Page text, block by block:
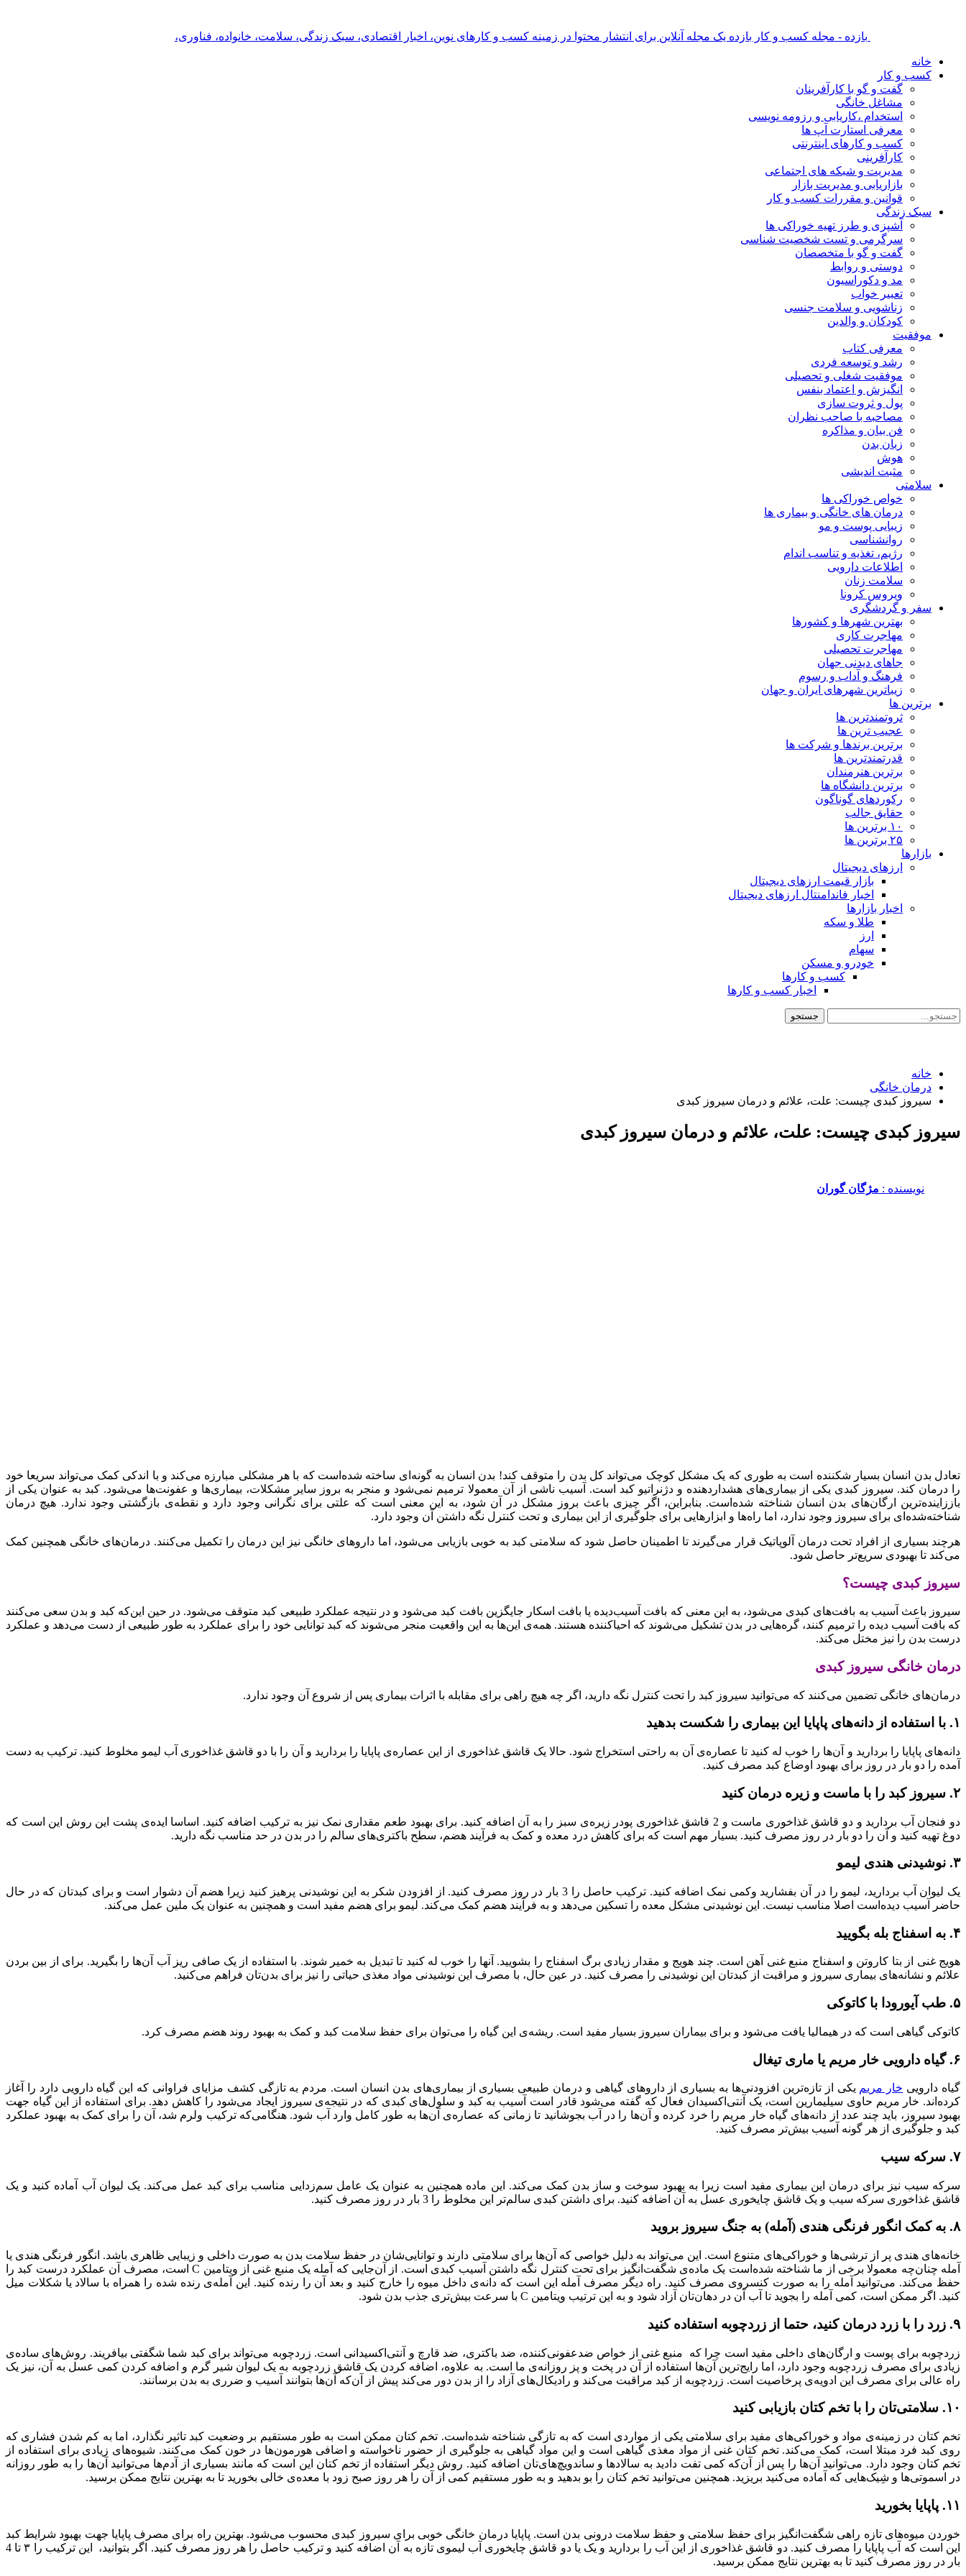
بازده - مجله کسب و کار بازده یک مجله آنلاین برای انتشار محتوا در زمینه کسب و کارهای نوین، اخبار اقتصادی، سبک زندگی، سلامت، خانواده، فناوری،
خانه
کسب و کار
گفت و گو با کارآفرینان
مشاغل خانگی
استخدام ،کاریابی و رزومه نویسی
معرفی استارت آپ ها
کسب و کارهای اینترنتی
کارآفرینی
مدیریت و شبکه های اجتماعی
بازاریابی و مدیریت بازار
قوانین و مقررات کسب و کار
سبک زندگی
آشپزی و طرز تهیه خوراکی ها
سرگرمی و تست شخصیت شناسی
گفت و گو با متخصصان
دوستی و روابط
مد و دکوراسیون
تعبیر خواب
زناشویی و سلامت جنسی
کودکان و والدین
موفقیت
معرفی کتاب
رشد و توسعه فردی
موفقیت شغلی و تحصیلی
انگیزش و اعتماد بنفس
پول و ثروت سازی
مصاحبه با صاحب نظران
فن بیان و مذاکره
زبان بدن
هوش
مثبت اندیشی
سلامتی
خواص خوراکی ها
درمان های خانگی و بیماری ها
زیبایی پوست و مو
روانشناسی
رژیم، تغذیه و تناسب اندام
اطلاعات دارویی
سلامت زنان
ویروس کرونا
سفر و گردشگری
بهترین شهرها و کشورها
مهاجرت کاری
مهاجرت تحصیلی
جاهای دیدنی جهان
فرهنگ و آداب و رسوم
زیباترین شهرهای ایران و جهان
برترین ها
ثروتمندترین ها
عجیب ترین ها
برترین برندها و شرکت ها
قدرتمندترین ها
برترین هنرمندان
برترین دانشگاه ها
رکوردهای گوناگون
حقایق جالب
۱۰ برترین ها
۲۵ برترین ها
بازارها
ارزهای دیجیتال
بازار قیمت ارزهای دیجیتال
اخبار فاندامنتال ارزهای دیجیتال
اخبار بازارها
طلا و سکه
ارز
سهام
خودرو و مسکن
کسب و کارها
اخبار کسب و کارها
خانه
درمان خانگی
سیروز کبدی چیست: علت، علائم و درمان سیروز کبدی
سیروز کبدی چیست: علت، علائم و درمان سیروز کبدی
نویسنده :‌ مژگان گوران
تعادل بدن انسان بسیار شکننده است به طوری که یک مشکل کوچک می‌تواند کل بدن را متوقف کند! بدن انسان به گونه‌ای ساخته شده‌است که با هر مشکلی مبارزه می‌کند و با اندکی ‌کمک می‌تواند سریعا خود
را درمان کند. سیروز کبدی یکی از بیماری‌های هشداردهنده و دژنراتیو کبد است. آسیب ناشی از آن معمولا ترمیم نمی‌شود و منجر به بروز سایر مشکلات، بیماری‌ها و عفونت‌ها می‌شود. کبد به عنوان یکی از
باززاینده‌ترین ارگان‌های بدن انسان شناخته شده‌است. بنابراین، اگر چیزی باعث بروز مشکل در آن شود، به این معنی است که علتی برای نگرانی وجود دارد و نقطه‌ی بازگشتی وجود ندارد. هیچ درمان
شناخته‌شده‌ای برای سیروز وجود ندارد، اما راه‌ها و ابزارهایی برای جلوگیری از این بیماری و تحت کنترل نگه داشتن آن وجود دارد.
هرچند بسیاری از افراد تحت درمان آلوپاتیک قرار می‌گیرند تا اطمینان حاصل شود که سلامتی کبد به خوبی بازیابی می‌شود، اما داروهای خانگی نیز این درمان را تکمیل می‌کنند. درمان‌های خانگی همچنین کمک
می‌کند تا بهبودی سریع‌تر حاصل شود.
سیروز کبدی چیست؟
سیروز باعث آسیب به بافت‌های کبدی می‌شود، به این معنی که بافت آسیب‌دیده یا بافت اسکار جایگزین بافت کبد می‌شود و در نتیجه عملکرد طبیعی کبد متوقف می‌شود. در حین این‌که کبد و بدن سعی می‌کنند
که بافت آسیب دیده را ترمیم کنند، گره‌هایی در بدن تشکیل می‌شوند که احیاکننده هستند. همه‌ی این‌ها به این واقعیت منجر می‌شوند که کبد توانایی خود را برای عملکرد به طور طبیعی از دست می‌دهد و عملکرد
درست بدن را نیز مختل می‌کند.
درمان خانگی سیروز کبدی
درمان‌های خانگی تضمین می‌کنند که می‌توانید سیروز کبد را تحت کنترل نگه دارید، اگر چه هیچ راهی برای مقابله با اثرات بیماری پس از شروع آن وجود ندارد.
۱. با استفاده از دانه‌های پاپایا این بیماری را شکست بدهید
دانه‌های پاپایا را بردارید و آن‌ها را خوب له کنید تا عصاره‌ی آن به راحتی استخراج شود. حالا یک قاشق غذاخوری از این عصاره‌ی پاپایا را بردارید و آن را با دو قاشق غذاخوری آب لیمو مخلوط کنید. ترکیب به دست
آمده را دو بار در روز برای بهبود اوضاع کبد مصرف کنید.
۲. سیروز کبد را با ماست و زیره درمان کنید
دو فنجان آب بردارید و دو قاشق غذاخوری ماست و 2 قاشق غذاخوری پودر زیره‌ی سبز را به آن اضافه کنید. برای بهبود طعم مقداری نمک نیز به ترکیب اضافه کنید. اساسا ایده‌ی پشت این روش این است که
دوغ تهیه کنید و آن را دو بار در روز مصرف کنید. بسیار مهم است که برای کاهش درد معده و کمک به فرآیند هضم، سطح باکتری‌های سالم را در بدن در حد مناسب نگه دارید.
۳. نوشیدنی هندی لیمو
یک لیوان آب بردارید، لیمو را در آن بفشارید وکمی نمک اضافه کنید. ترکیب حاصل را 3 بار در روز مصرف کنید. از افزودن شکر به این نوشیدنی پرهیز کنید زیرا هضم آن دشوار است و برای کبدتان که در حال
حاضر آسیب دیده‌است اصلا مناسب نیست. این نوشیدنی مشکل معده را تسکین می‌دهد و به فرآیند هضم کمک می‌کند. لیمو برای هضم مفید است و همچنین به عنوان یک ملین عمل می‌کند.
۴. به اسفناج بله بگویید
هویج غنی از بتا کاروتن و اسفناج منبع غنی آهن است. چند هویج و مقدار زیادی برگ اسفناج را بشویید. آنها را خوب له کنید تا تبدیل به خمیر شوند. با استفاده از یک صافی ریز آب آن‌ها را بگیرید. برای از بین بردن
علائم و نشانه‌های بیماری سیروز و مراقبت از کبدتان این نوشیدنی را مصرف کنید. در عین حال، با مصرف این نوشیدنی مواد مغذی حیاتی را نیز برای بدن‌تان فراهم می‌کنید.
۵. طب آیورودا با کاتوکی
کاتوکی گیاهی است که در هیمالیا یافت می‌شود و برای بیماران سیروز بسیار مفید است. ریشه‌ی این گیاه را می‌توان برای حفظ سلامت کبد و کمک به بهبود روند هضم مصرف کرد.
۶. گیاه دارویی خار مریم یا ماری تیغال
گیاه دارویی خار مریم یکی از تازه‌ترین افزودنی‌ها به بسیاری از داروهای گیاهی و درمان طبیعی بسیاری از بیماری‌های بدن انسان است. مردم به تازگی کشف مزایای فراوانی که این گیاه دارویی دارد را آغاز
کرده‌اند. خار مریم حاوی سیلیمارین است، یک آنتی‌اکسیدان فعال که گفته می‌شود قادر است آسیب به کبد و سلول‌های کبدی که در نتیجه‌ی سیروز ایجاد می‌شود را کاهش دهد. برای استفاده از این گیاه جهت
بهبود سیروز، باید چند عدد از دانه‌های گیاه خار مریم را خرد کرده و آن‌ها را در آب بجوشانید تا زمانی که عصاره‌ی آن‌ها به طور کامل وارد آب شود. هنگامی‌که ترکیب ولرم شد، آن را برای کمک به بهبود عملکرد
کبد و جلوگیری از هر گونه آسیب بیش‌تر مصرف کنید.
۷. سرکه سیب
سرکه سیب نیز برای درمان این بیماری مفید است زیرا به بهبود سوخت و ساز بدن کمک می‌کند. این ماده همچنین به عنوان یک عامل سم‌زدایی مناسب برای کبد عمل می‌کند. یک لیوان آب آماده کنید و یک
قاشق غذاخوری سرکه سیب و یک قاشق چایخوری عسل به آن اضافه کنید. برای داشتن کبدی سالم‌تر این مخلوط را 3 بار در روز مصرف کنید.
۸. به کمک انگور فرنگی هندی (آمله) به جنگ سیروز بروید
خانه‌های هندی پر از ترشی‌ها و خوراکی‌های متنوع است. این می‌تواند به دلیل خواصی که آن‌ها برای سلامتی دارند و توانایی‌شان در حفظ سلامت بدن به صورت داخلی و زیبایی ظاهری باشد. انگور فرنگی هندی یا
آمله چنان‌چه معمولا برخی از ما شناخته شده‌است یک ماده‌ی شگفت‌انگیز برای تحت کنترل نگه داشتن آسیب کبدی است. از آن‌جایی که آمله یک منبع غنی از ویتامین C است، مصرف آن عملکرد درست کبد را
حفظ می‌کند. می‌توانید آمله را به صورت کنسروی مصرف کنید. راه دیگر مصرف آمله این است که دانه‌ی داخل میوه را خارج کنید و بعد آن را رنده کنید. این آمله‌ی رنده شده را همراه با سالاد یا شکلات میل
کنید. اگر ممکن است، کمی آمله را بجوید تا آب آن در دهان‌تان آزاد شود و به این ترتیب ویتامین C با سرعت بیش‌تری جذب بدن شود.
۹. زرد را با زرد درمان کنید، حتما از زردچوبه استفاده کنید
زردچوبه برای پوست و ارگان‌های داخلی مفید است چرا که منبع غنی از خواص ضدعفونی‌کننده، ضد باکتری، ضد قارچ و آنتی‌اکسیدانی است. زردچوبه می‌تواند برای کبد شما شگفتی بیافریند. روش‌های ساده‌ی
زیادی برای مصرف زردچوبه وجود دارد، اما رایج‌ترین آن‌ها استفاده از آن در پخت و پز روزانه‌ی ما است. به علاوه، اضافه کردن یک قاشق زردچوبه به یک لیوان شیر گرم و اضافه کردن کمی عسل به آن، نیز یک
راه عالی برای مصرف این ادویه‌ی پرخاصیت است. زردچوبه از کبد مراقبت می‌کند و رادیکال‌های آزاد را از بدن دور می‌کند پیش از آن‌که آن‌ها بتوانند آسیب و ضرری به بدن برسانند.
۱۰. سلامتی‌تان را با تخم کتان بازیابی کنید
تخم کتان در زمینه‌ی مواد و خوراکی‌های مفید برای سلامتی یکی از مواردی است که به تازگی شناخته شده‌است. تخم کتان ممکن است به طور مستقیم بر وضعیت کبد تاثیر نگذارد، اما به کم شدن فشاری که
روی کبد فرد مبتلا است، کمک می‌کند. تخم کتان غنی از مواد مغذی گیاهی است و این مواد گیاهی به جلوگیری از حضور ناخواسته و اضافی هورمون‌ها در خون کمک می‌کنند. شیوه‌های زیادی برای استفاده از
تخم کتان وجود دارد. می‌توانید آن‌ها را پس از آن‌که کمی تفت دادید به سالادها و ساندویچ‌های‌تان اضافه کنید. روش دیگر استفاده از تخم کتان این است که مانند بسیاری از آدم‌ها می‌توانید آن‌ها را به طور روزانه
در اسموتی‌ها و شِیک‌هایی که آماده می‌کنید بریزید. همچنین می‌توانید تخم کتان را بو بدهید و به طور مستقیم کمی از آن را هر روز صبح زود با معده‌ی خالی بخورید تا به بهترین نتایج ممکن برسید.
۱۱. پاپایا بخورید
خوردن میوه‌های تازه راهی شگفت‌انگیز برای حفظ سلامتی و حفظ سلامت درونی بدن است. پاپایا درمان خانگی خوبی برای سیروز کبدی محسوب می‌شود. بهترین راه برای مصرف پاپایا جهت بهبود شرایط کبد
این است که آب پاپایا را مصرف کنید. دو قاشق غذاخوری از این آب را بردارید و یک یا دو قاشق چایخوری آب لیموی تازه به آن اضافه کنید و ترکیب حاصل را هر روز مصرف کنید. اگر بتوانید، این ترکیب را ۳ تا 4
بار در روز مصرف کنید تا به بهترین نتایج ممکن برسید.